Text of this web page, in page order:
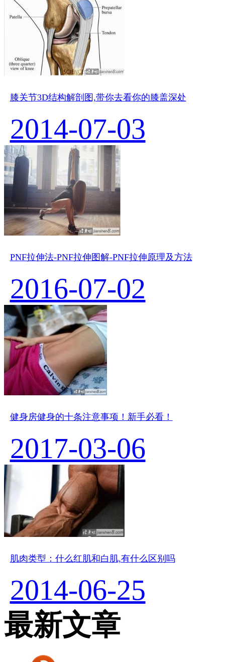
膝关节3D结构解剖图,带你去看你的膝盖深处
2014-07-03
PNF拉伸法-PNF拉伸图解-PNF拉伸原理及方法
2016-07-02
健身房健身的十条注意事项！新手必看！
2017-03-06
肌肉类型：什么红肌和白肌,有什么区别吗
2014-06-25
最新文章